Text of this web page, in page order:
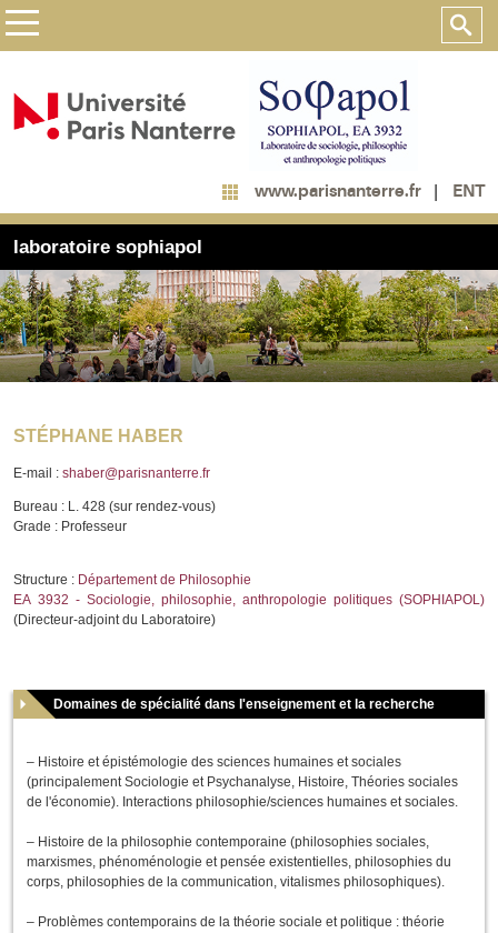
www.parisnanterre.fr ENT
laboratoire sophiapol
STÉPHANE HABER
E-mail : shaber@parisnanterre.fr
Bureau : L. 428 (sur rendez-vous)
Grade : Professeur
Structure : Département de Philosophie
EA 3932 - Sociologie, philosophie, anthropologie politiques (SOPHIAPOL)
(Directeur-adjoint du Laboratoire)
Domaines de spécialité dans l'enseignement et la recherche
– Histoire et épistémologie des sciences humaines et sociales
(principalement Sociologie et Psychanalyse, Histoire, Théories sociales
de l'économie). Interactions philosophie/sciences humaines et sociales.
– Histoire de la philosophie contemporaine (philosophies sociales,
marxismes, phénoménologie et pensée existentielles, philosophies du
corps, philosophies de la communication, vitalismes philosophiques).
– Problèmes contemporains de la théorie sociale et politique : théorie